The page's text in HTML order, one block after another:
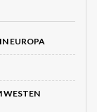
EUROPA
WESTEN